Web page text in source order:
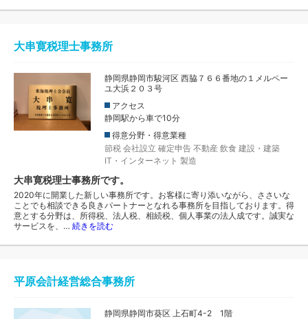
大串寛税理士事務所
静岡県静岡市駿河区 西脇７６６番地の１メルペー
ユ大浜２０３号
アクセス
静岡駅から車で10分
得意分野・得意業種
節税 会社設立 確定申告 不動産 飲食 建設・建築
IT・インターネット 製造
大串寛税理士事務所です。
2020年に開業した新しい事務所です。お客様に寄り添いながら、ささいな
ことでも相談できる良きパートナーとなれる事務所を目指しております。得
意とする分野は、所得税、法人税、相続税、個人事業の法人成です。誠実な
サービスを、… 続きを読む
平原会計経営総合事務所
静岡県静岡市葵区 上石町4-2 1階